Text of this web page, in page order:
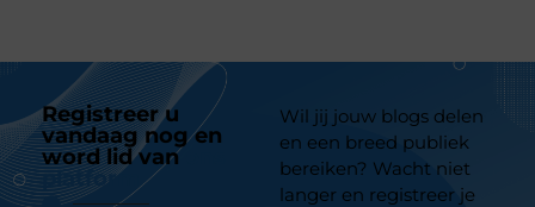
Registreer u
vandaag nog en
word lid van
platform
Wil jij jouw blogs delen
en een breed publiek
bereiken? Wacht niet
langer en registreer je